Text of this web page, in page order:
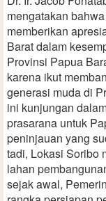
mengatakan
memberikan
Barat dalam
Provinsi Papua
karena ikut
generasi muda di
ini kunjungan
prasarana untuk
peninjauan yang
tadi, Lokasi Soribo
lahan
sejak awal,